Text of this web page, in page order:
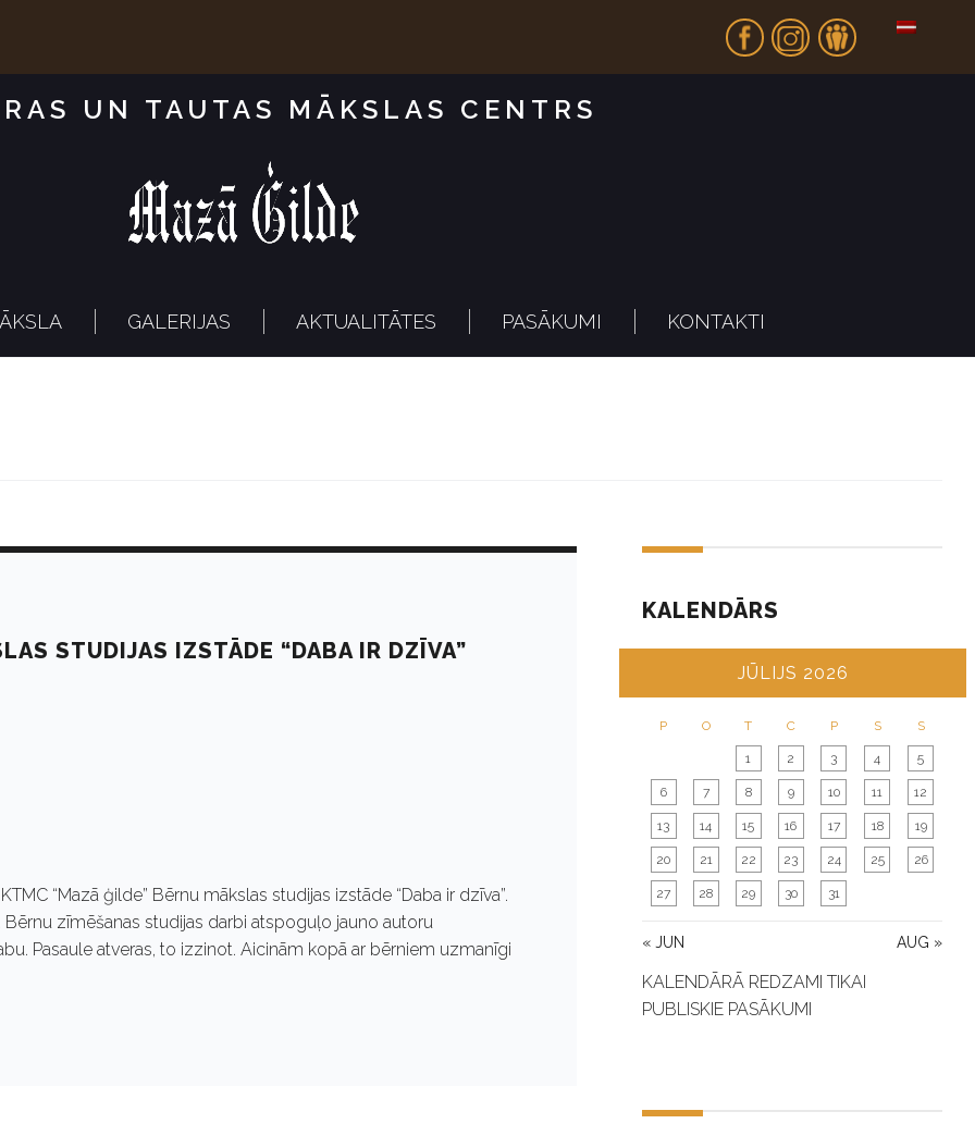
Fb In Dr
UN TAUTAS MĀKSLAS CENTRS
GALERIJAS AKTUALITĀTES PASĀKUMI KONTAKTI
STUDIJAS IZSTĀDE “DABA IR DZĪVA”
“Mazā ģilde” Bērnu mākslas studijas izstāde “Daba ir dzīva”.
Bērnu zīmēšanas studijas darbi atspoguļo jauno autoru
Pasaule atveras, to izzinot. Aicinām kopā ar bērniem uzmanīgi
KALENDĀRS
JŪLIJS 2026
P O T C P S S
« JUN AUG »
1 2 3 4 5
6 7 8 9 10 11 12
13 14 15 16 17 18 19
20 21 22 23 24 25 26
27 28 29 30 31
KALENDĀRĀ REDZAMI TIKAI
PUBLISKIE PASĀKUMI